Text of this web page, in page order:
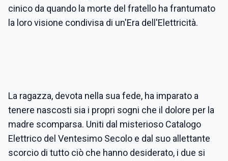
cinico da quando la morte del fratello ha frantumato
la loro visione condivisa di un'Era dell'Elettricità.
La ragazza, devota nella sua fede, ha imparato a
tenere nascosti sia i propri sogni che il dolore per la
madre scomparsa. Uniti dal misterioso Catalogo
Elettrico del Ventesimo Secolo e dal suo allettante
scorcio di tutto ciò che hanno desiderato, i due si